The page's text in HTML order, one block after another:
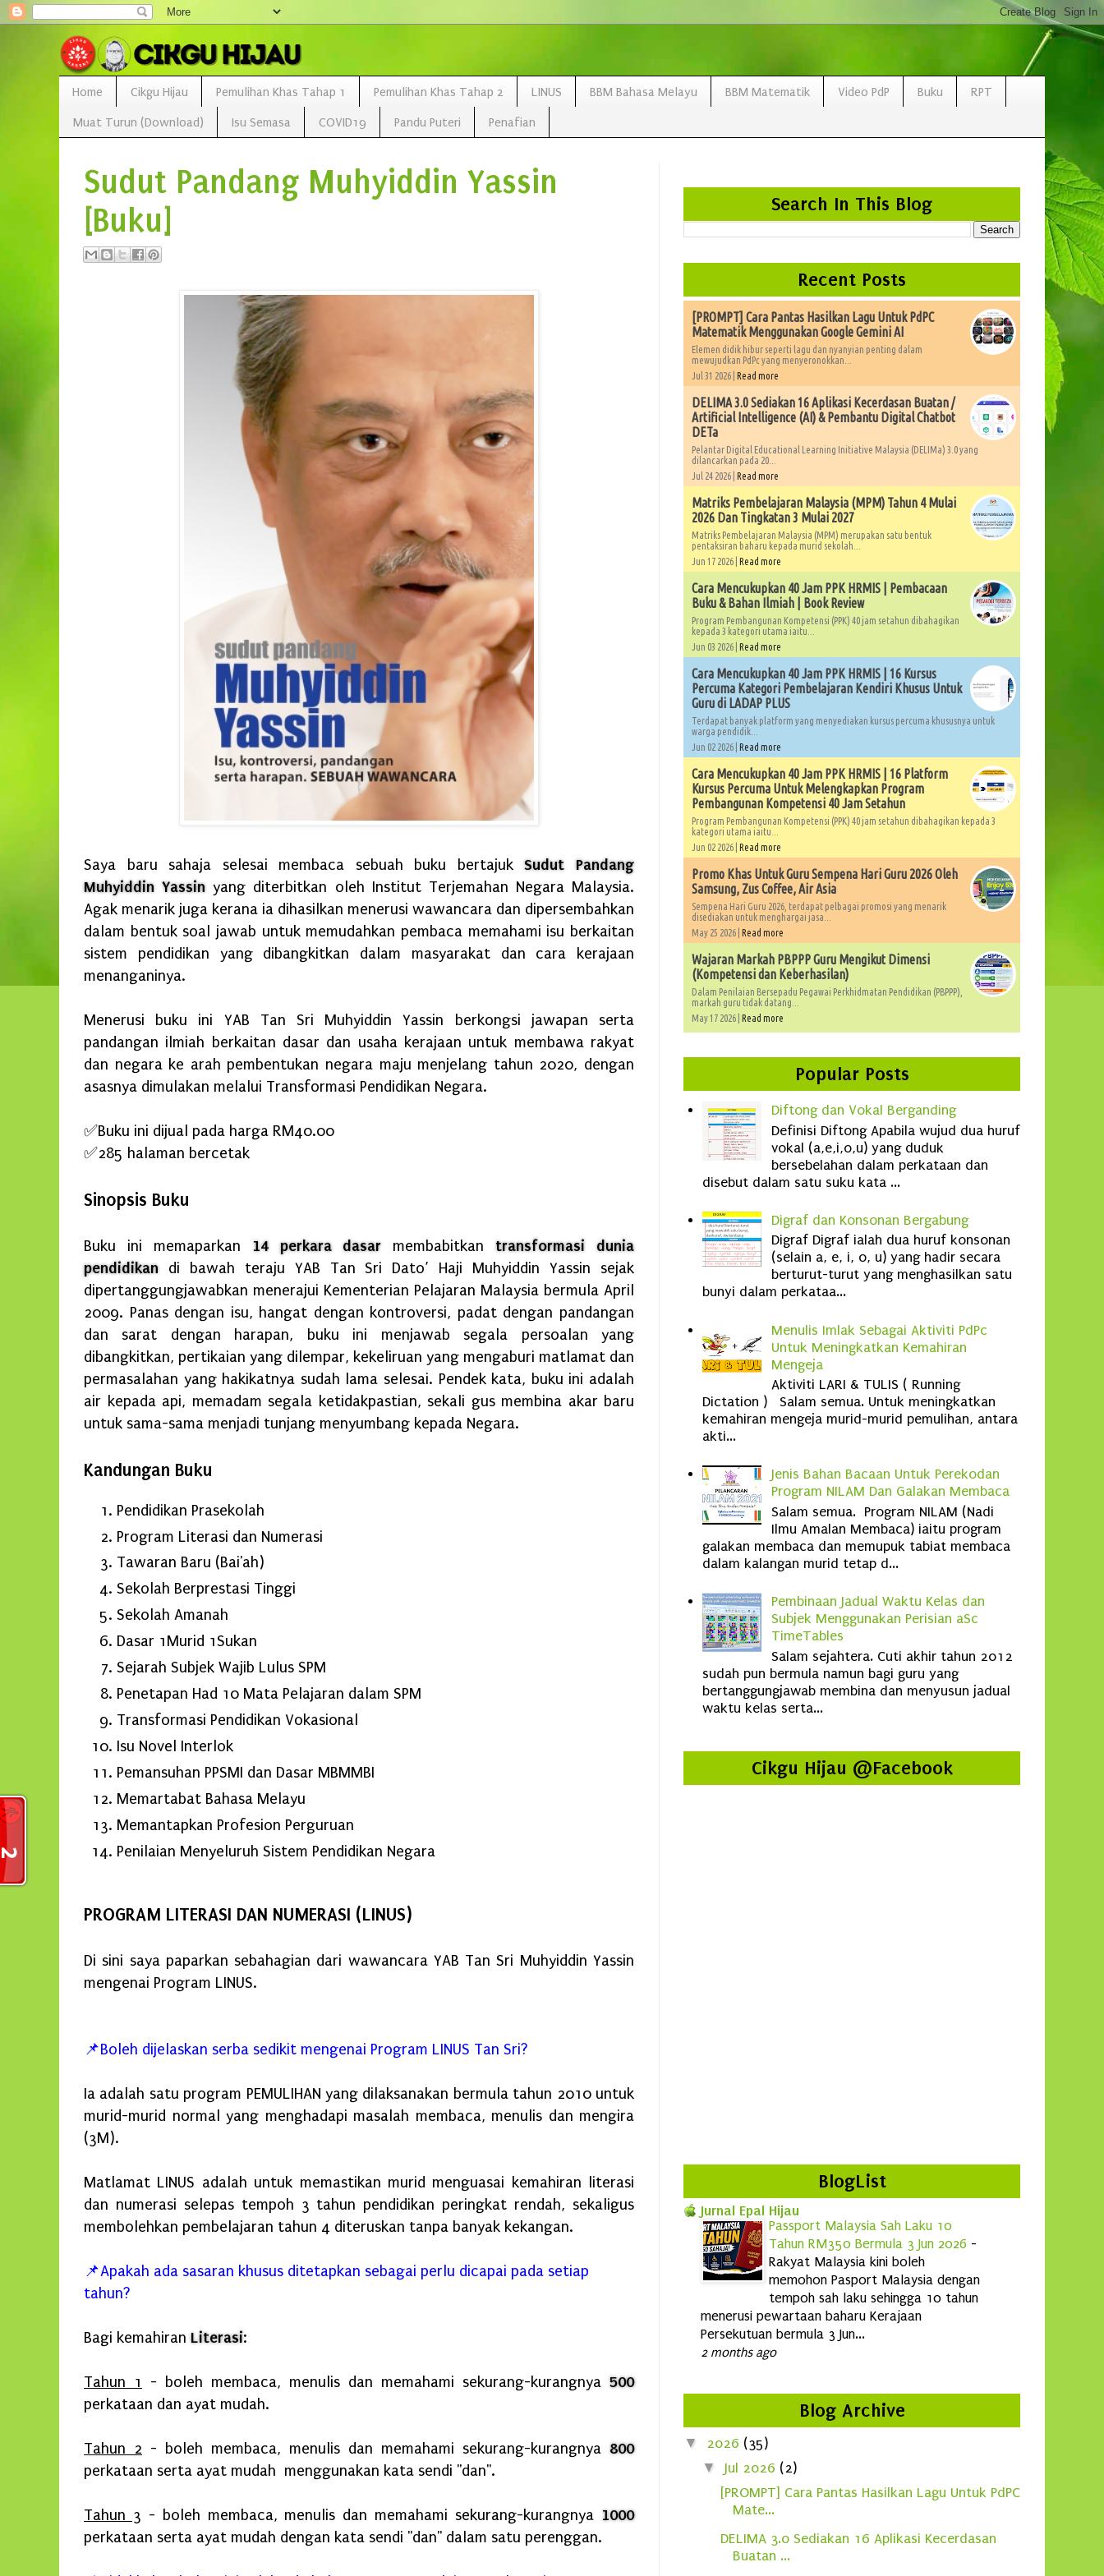
Home Cikgu Hijau Pemulihan Khas Tahap 1 Pemulihan Khas Tahap 2 LINUS BBM Bahasa Melayu BBM Matematik Video PdP Buku RPT
Muat Turun (Download) Isu Semasa COVID19 Pandu Puteri Penafian
Sudut Pandang Muhyiddin Yassin
[Buku]
Saya baru sahaja selesai membaca sebuah buku bertajukSudut Pandang
Muhyiddin Yassinyang diterbitkan oleh Institut Terjemahan Negara Malaysia.
Agak menarik juga kerana ia dihasilkan menerusi wawancara dan dipersembahkan
dalam bentuk soal jawab untuk memudahkan pembaca memahami isu berkaitan
sistem pendidikan yang dibangkitkan dalam masyarakat dan cara kerajaan
menanganinya.
Menerusi buku ini YAB Tan Sri Muhyiddin Yassin berkongsi jawapan serta
pandangan ilmiah berkaitan dasar dan usaha kerajaan untuk membawa rakyat
dan negara ke arah pembentukan negara maju menjelang tahun 2020, dengan
asasnya dimulakan melalui Transformasi Pendidikan Negara.
✅Buku ini dijual pada harga RM40.00
✅285 halaman bercetak
Sinopsis Buku
Buku ini memaparkan 14 perkara dasar membabitkan transformasi dunia
pendidikandi bawah teraju YAB Tan Sri Dato’ Haji Muhyiddin Yassin sejak
dipertanggungjawabkan menerajui Kementerian Pelajaran Malaysia bermula April
2009. Panas dengan isu, hangat dengan kontroversi, padat dengan pandangan
dan sarat dengan harapan, buku ini menjawab segala persoalan yang
dibangkitkan, pertikaian yang dilempar, kekeliruan yang mengaburi matlamat dan
permasalahan yang hakikatnya sudah lama selesai. Pendek kata, buku ini adalah
air kepada api, memadam segala ketidakpastian, sekali gus membina akar baru
untuk sama-sama menjadi tunjang menyumbang kepada Negara.
Kandungan Buku
Pendidikan Prasekolah
Program Literasi dan Numerasi
Tawaran Baru (Bai'ah)
Sekolah Berprestasi Tinggi
Sekolah Amanah
Dasar 1Murid 1Sukan
Sejarah Subjek Wajib Lulus SPM
Penetapan Had 10 Mata Pelajaran dalam SPM
Transformasi Pendidikan Vokasional
Isu Novel Interlok
Pemansuhan PPSMI dan Dasar MBMMBI
Memartabat Bahasa Melayu
Memantapkan Profesion Perguruan
Penilaian Menyeluruh Sistem Pendidikan Negara
PROGRAM LITERASI DAN NUMERASI (LINUS)
Di sini saya paparkan sebahagian dari wawancara YAB Tan Sri Muhyiddin Yassin
mengenai Program LINUS.
📌Boleh dijelaskan serba sedikit mengenai Program LINUS Tan Sri?
Ia adalah satu program PEMULIHAN yang dilaksanakan bermula tahun 2010 untuk
murid-murid normal yang menghadapi masalah membaca, menulis dan mengira
(3M).
Matlamat LINUS adalah untuk memastikan murid menguasai kemahiran literasi
dan numerasi selepas tempoh 3 tahun pendidikan peringkat rendah, sekaligus
membolehkan pembelajaran tahun 4 diteruskan tanpa banyak kekangan.
📌Apakah ada sasaran khusus ditetapkan sebagai perlu dicapai pada setiap
tahun?
Bagi kemahiranLiterasi:
Tahun 1 - boleh membaca, menulis dan memahami sekurang-kurangnya 500
perkataan dan ayat mudah.
Tahun 2 - boleh membaca, menulis dan memahami sekurang-kurangnya 800
perkataan serta ayat mudah menggunakan kata sendi "dan".
Tahun 3 - boleh membaca, menulis dan memahami sekurang-kurangnya 1000
perkataan serta ayat mudah dengan kata sendi "dan" dalam satu perenggan.
Search In This Blog
Recent Posts
[PROMPT] Cara Pantas Hasilkan Lagu Untuk PdPC
Matematik Menggunakan Google Gemini AI
Elemen didik hibur seperti lagu dan nyanyian penting dalam
mewujudkan PdPc yang menyeronokkan...
Jul 31 2026 | Read more
DELIMA 3.0 Sediakan 16 Aplikasi Kecerdasan Buatan /
Artificial Intelligence (AI) & Pembantu Digital Chatbot
DETa
Pelantar Digital Educational Learning Initiative Malaysia (DELIMa) 3.0 yang
dilancarkan pada 20...
Jul 24 2026 | Read more
Matriks Pembelajaran Malaysia (MPM) Tahun 4 Mulai
2026 Dan Tingkatan 3 Mulai 2027
Matriks Pembelajaran Malaysia (MPM) merupakan satu bentuk
pentaksiran baharu kepada murid sekolah...
Jun 17 2026 | Read more
Cara Mencukupkan 40 Jam PPK HRMIS | Pembacaan
Buku & Bahan Ilmiah | Book Review
Program Pembangunan Kompetensi (PPK) 40 jam setahun dibahagikan
kepada 3 kategori utama iaitu...
Jun 03 2026 | Read more
Cara Mencukupkan 40 Jam PPK HRMIS | 16 Kursus
Percuma Kategori Pembelajaran Kendiri Khusus Untuk
Guru di LADAP PLUS
Terdapat banyak platform yang menyediakan kursus percuma khususnya untuk
warga pendidik...
Jun 02 2026 | Read more
Cara Mencukupkan 40 Jam PPK HRMIS | 16 Platform
Kursus Percuma Untuk Melengkapkan Program
Pembangunan Kompetensi 40 Jam Setahun
Program Pembangunan Kompetensi (PPK) 40 jam setahun dibahagikan kepada 3
kategori utama iaitu...
Jun 02 2026 | Read more
Promo Khas Untuk Guru Sempena Hari Guru 2026 Oleh
Samsung, Zus Coffee, Air Asia
Sempena Hari Guru 2026, terdapat pelbagai promosi yang menarik
disediakan untuk menghargai jasa...
May 25 2026 | Read more
Wajaran Markah PBPPP Guru Mengikut Dimensi
(Kompetensi dan Keberhasilan)
Dalam Penilaian Bersepadu Pegawai Perkhidmatan Pendidikan (PBPPP),
markah guru tidak datang...
May 17 2026 | Read more
Popular Posts
Diftong dan Vokal Berganding
Definisi Diftong Apabila wujud dua huruf
vokal (a,e,i,o,u) yang duduk
bersebelahan dalam perkataan dan
disebut dalam satu suku kata ...
Digraf dan Konsonan Bergabung
Digraf Digraf ialah dua huruf konsonan
(selain a, e, i, o, u) yang hadir secara
berturut-turut yang menghasilkan satu
bunyi dalam perkataa...
Menulis Imlak Sebagai Aktiviti PdPc
Untuk Meningkatkan Kemahiran
Mengeja
Aktiviti LARI & TULIS ( Running
Dictation ) Salam semua. Untuk meningkatkan
kemahiran mengeja murid-murid pemulihan, antara
akti...
Jenis Bahan Bacaan Untuk Perekodan
Program NILAM Dan Galakan Membaca
Salam semua. Program NILAM (Nadi
Ilmu Amalan Membaca) iaitu program
galakan membaca dan memupuk tabiat membaca
dalam kalangan murid tetap d...
Pembinaan Jadual Waktu Kelas dan
Subjek Menggunakan Perisian aSc
TimeTables
Salam sejahtera. Cuti akhir tahun 2012
sudah pun bermula namun bagi guru yang
bertanggungjawab membina dan menyusun jadual
waktu kelas serta...
Cikgu Hijau @Facebook
BlogList
Jurnal Epal Hijau
Passport Malaysia Sah Laku 10
Tahun RM350 Bermula 3 Jun 2026 -
Rakyat Malaysia kini boleh
memohon Pasport Malaysia dengan
tempoh sah laku sehingga 10 tahun
menerusi pewartaan baharu Kerajaan
Persekutuan bermula 3 Jun...
2 months ago
Blog Archive
▼ 2026 (35)
▼ Jul 2026 (2)
[PROMPT] Cara Pantas Hasilkan Lagu Untuk PdPC
Mate...
DELIMA 3.0 Sediakan 16 Aplikasi Kecerdasan
Buatan ...